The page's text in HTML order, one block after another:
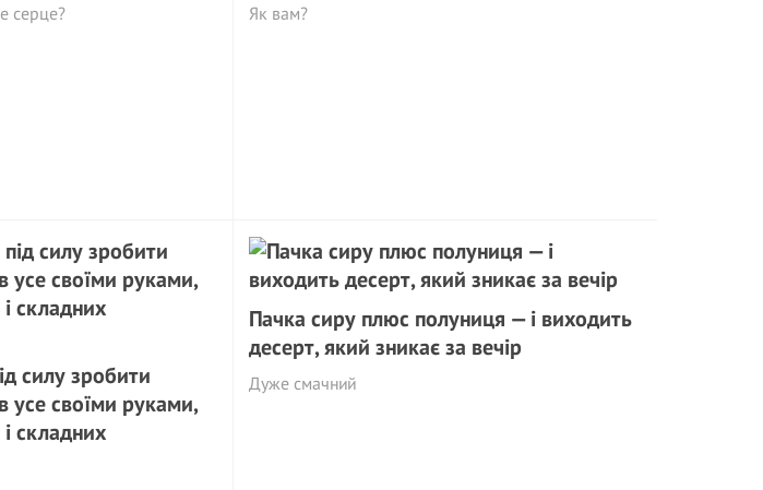
серце? Як вам?
силу зробити
своїми руками,
складних
Пачка сиру плюс полуниця — і виходить
десерт, який зникає за вечір
Дуже смачний